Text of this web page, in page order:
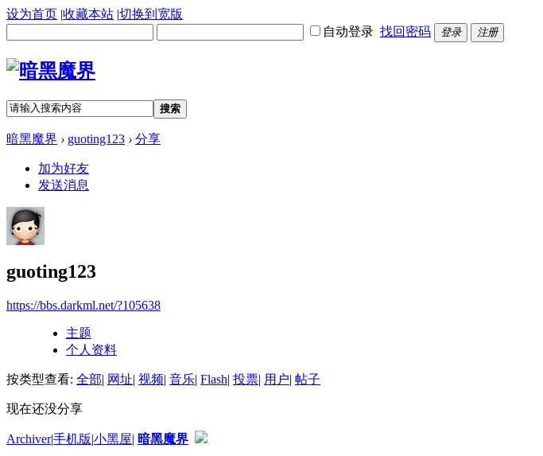
设为首页 |收藏本站 |切换到宽版
自动登录 找回密码 登录 注册
搜索
暗黑魔界 › guoting123 › 分享
加为好友
发送消息
guoting123
https://bbs.darkml.net/?105638
主题
个人资料
按类型查看: 全部| 网址| 视频| 音乐| Flash| 投票| 用户| 帖子
现在还没分享
Archiver|手机版|小黑屋| 暗黑魔界